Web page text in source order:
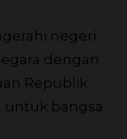
negeri
dengan
Republik
untuk bangsa